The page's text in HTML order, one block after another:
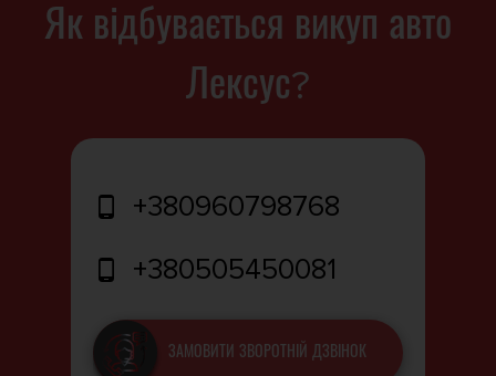
Як відбувається викуп авто
Лексус?
+380960798768
+380505450081
ЗАМОВИТИ ЗВОРОТНІЙ ДЗВІНОК